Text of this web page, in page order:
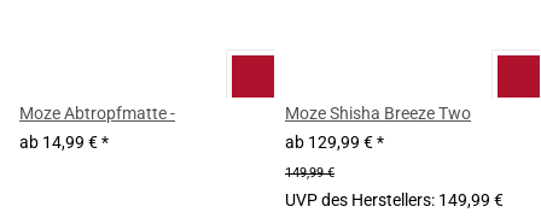
Moze Abtropfmatte -
ab 14,99 €*
Moze Shisha Breeze Two
ab 129,99 €*
149,99 €
UVP des Herstellers: 149,99 €